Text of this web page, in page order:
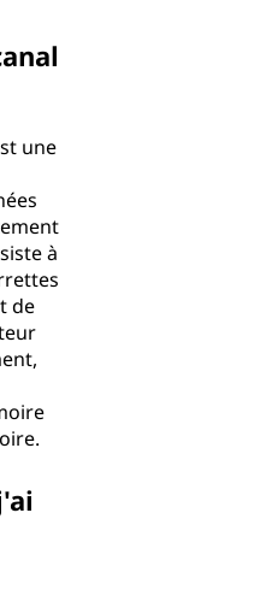
une
à
de